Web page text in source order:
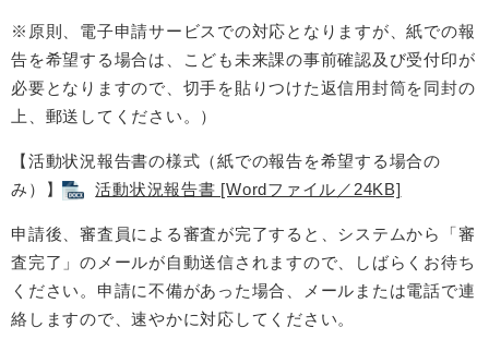
※原則、電子申請サービスでの対応となりますが、紙での報
告を希望する場合は、こども未来課の事前確認及び受付印が
必要となりますので、切手を貼りつけた返信用封筒を同封の
上、郵送してください。）​​
【活動状況報告書の様式（紙での報告を希望する場合の
み）】
活動状況報告書 [Wordファイル／24KB]
申請後、審査員による審査が完了すると、システムから「審
査完了」のメールが自動送信されますので、しばらくお待ち
ください。申請に不備があった場合、メールまたは電話で連
絡しますので、速やかに対応してください。